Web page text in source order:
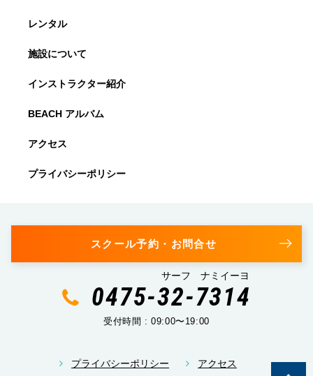
レンタル
施設について
インストラクター紹介
BEACH アルバム
アクセス
プライバシーポリシー
スクール予約・お問合せ
サーフ ナミイーヨ
0475-32-7314
受付時間 : 09:00〜19:00
プライバシーポリシー アクセス